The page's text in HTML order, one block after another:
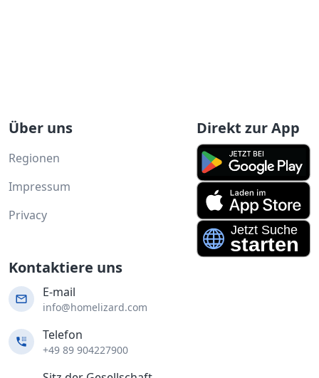
Über uns
Regionen
Impressum
Privacy
Direkt zur App
Kontaktiere uns
E-mail
info@homelizard.com
Telefon
+49 89 904227900